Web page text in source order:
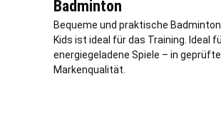
Badminton
Bequeme und praktische
Kids ist ideal für das Training. Ideal
energiegeladene Spiele – in
Markenqualität.